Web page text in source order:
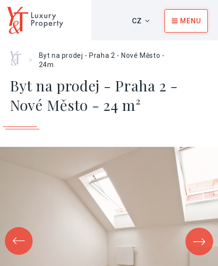
CZ MENU
Home
>
Byt na prodej - Praha 2 - Nové Město -
24m
Byt na prodej - Praha 2 -
Nové Město - 24 m²